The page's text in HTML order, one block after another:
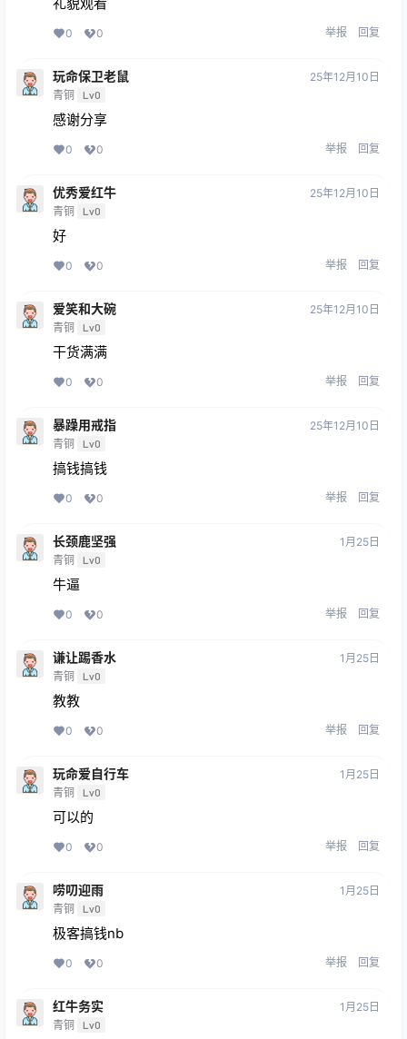
0 0 举报 回复
玩命保卫老鼠
青铜 Lv0
25年12月10日
感谢分享
0 0 举报 回复
优秀爱红牛
青铜 Lv0
25年12月10日
好
0 0 举报 回复
爱笑和大碗
青铜 Lv0
25年12月10日
干货满满
0 0 举报 回复
暴躁用戒指
青铜 Lv0
25年12月10日
搞钱搞钱
0 0 举报 回复
长颈鹿坚强
青铜 Lv0
1月25日
牛逼
0 0 举报 回复
谦让踢香水
青铜 Lv0
1月25日
教教
0 0 举报 回复
玩命爱自行车
青铜 Lv0
1月25日
可以的
0 0 举报 回复
唠叨迎雨
青铜 Lv0
1月25日
极客搞钱nb
0 0 举报 回复
红牛务实
青铜 Lv0
1月25日